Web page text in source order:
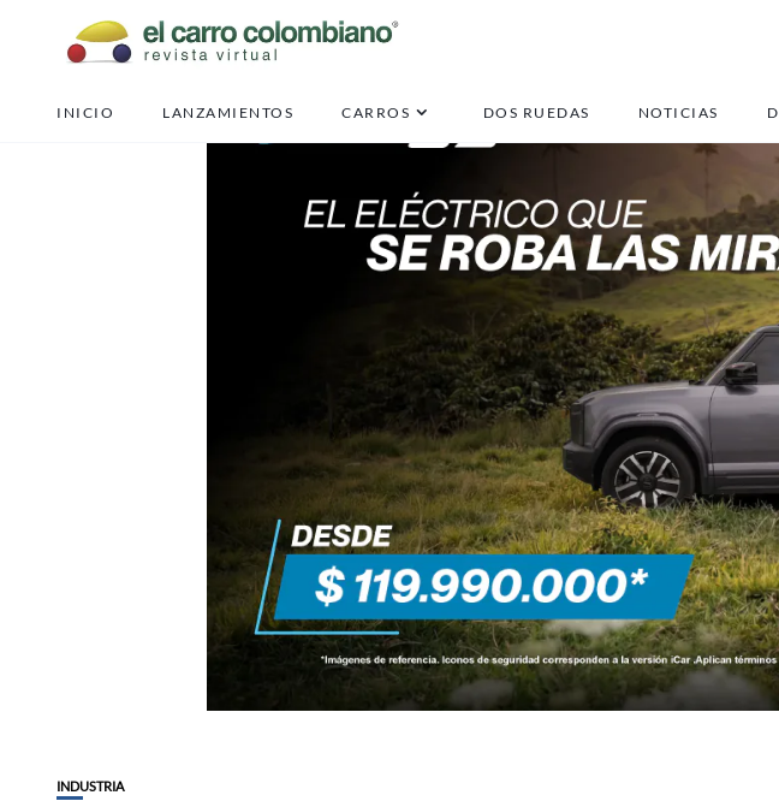
INICIO LANZAMIENTOS CARROS DOS RUEDAS NOTICIAS
INDUSTRIA